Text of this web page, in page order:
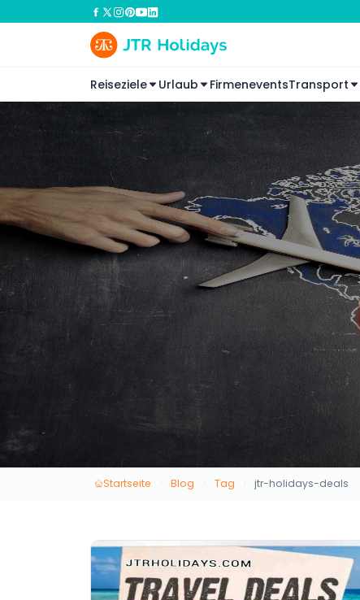
Reiseziele Urlaub FirmeneventsTransport
Startseite Blog Tag jtr-holidays-deals